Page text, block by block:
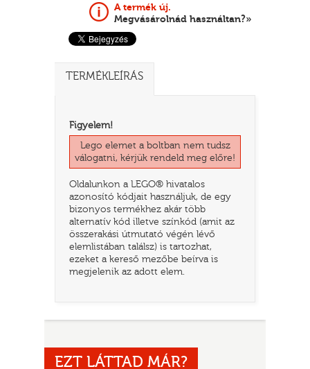
A termék új.
Megvásárolnád használtan?»
TERMÉKLEÍRÁS
Figyelem!
Lego elemet a boltban nem tudsz
válogatni, kérjük rendeld meg előre!
Oldalunkon a LEGO® hivatalos
azonosító kódjait használjuk, de egy
bizonyos termékhez akár több
alternatív kód illetve színkód (amit az
összerakási útmutató végén lévő
elemlistában találsz) is tartozhat,
ezeket a kereső mezőbe beírva is
megjelenik az adott elem.
EZT LÁTTAD MÁR?